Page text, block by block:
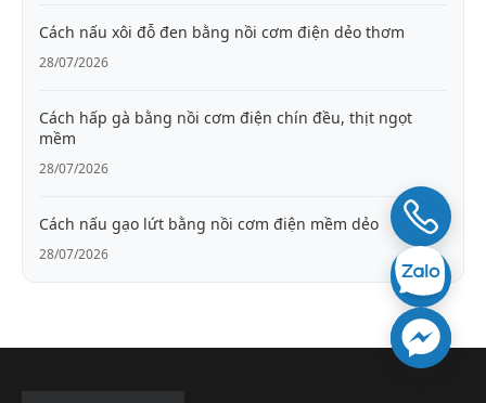
Cách nấu xôi đỗ đen bằng nồi cơm điện dẻo thơm
28/07/2026
Cách hấp gà bằng nồi cơm điện chín đều, thịt ngọt
mềm
28/07/2026
Cách nấu gạo lứt bằng nồi cơm điện mềm dẻo
28/07/2026